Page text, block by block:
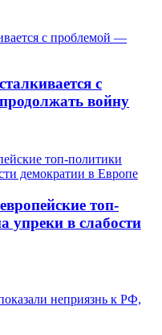
с
войну
топ-
упреки в слабости